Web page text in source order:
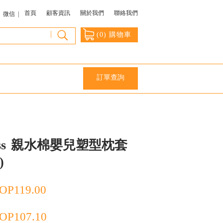
微信 | 首頁 顧客資訊 關於我們 聯絡我們
(0) 購物車
|
訂單查詢
親水棉嬰兒塑型枕套
119.00
107.10